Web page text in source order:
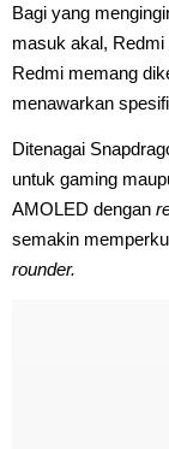
Bagi yang
masuk akal,
Redmi memang
menawarkan
Ditenagai
untuk gaming
AMOLED dengan
semakin
rounder.